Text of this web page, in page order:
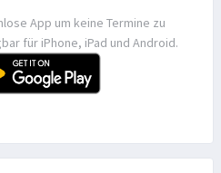
App um keine Termine zu
für iPhone, iPad und Android.